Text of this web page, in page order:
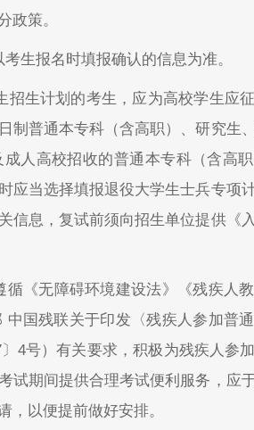
政策。
生报名时填报确认的信息为准。
招生计划的考生，应为高校学生应
制普通本专科（含高职）、研究生
人高校招收的普通本专科（含高
应当选择填报退役大学生士兵专项
信息，复试前须向招生单位提供《
《无障碍环境建设法》《残疾人
国残联关于印发〈残疾人参加普
4号）有关要求，积极为残疾人参
试期间提供合理考试便利服务，应
，以便提前做好安排。